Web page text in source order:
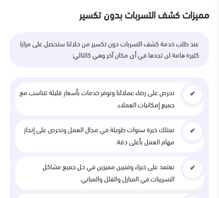
مميزات كشف التسربات بدون تكسير
عند طلب خدمة كشف التسربات دون تكسير من خلالنا ستحصل على مزايا
كثيرة هامة لن تجدها في أي مكان آخر وهي كالتالي:
نحرص على رضاء عملائنا ونوفر خدمات بأسعار قليلة تتناسب مع
جميع إمكانيات العملاء.
نمتلك خبرة سنوات طويلة في مجال العمل ونحرص على إنجاز
مهام العمل بأعلى دقة.
نعتمد على خبراء وفنيين مميزين في حل جميع مشاكل
التسريبات في المنازل والفلل والمباني.